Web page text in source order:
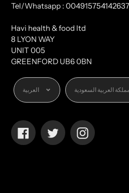
Tel/Whatsapp : 004915754142637
Havi health & food ltd
8 LYON WAY
UNIT 005
GREENFORD UB6 0BN
اللغة
العربية العملة
FacebookTwitterInstagram